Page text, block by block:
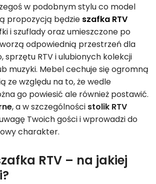
w podobnym stylu co model
propozycją będzie szafka RTV
i szuflady oraz umieszczone po
odpowiednią przestrzeń dla
sprzętu RTV i ulubionych kolekcji
muzyki. Mebel cechuje się ogromną
ze względu na to, że wedle
go powiesić ale również postawić.
, a w szczególności stolik RTV
Twoich gości i wprowadzi do
charakter.
RTV – na jakiej